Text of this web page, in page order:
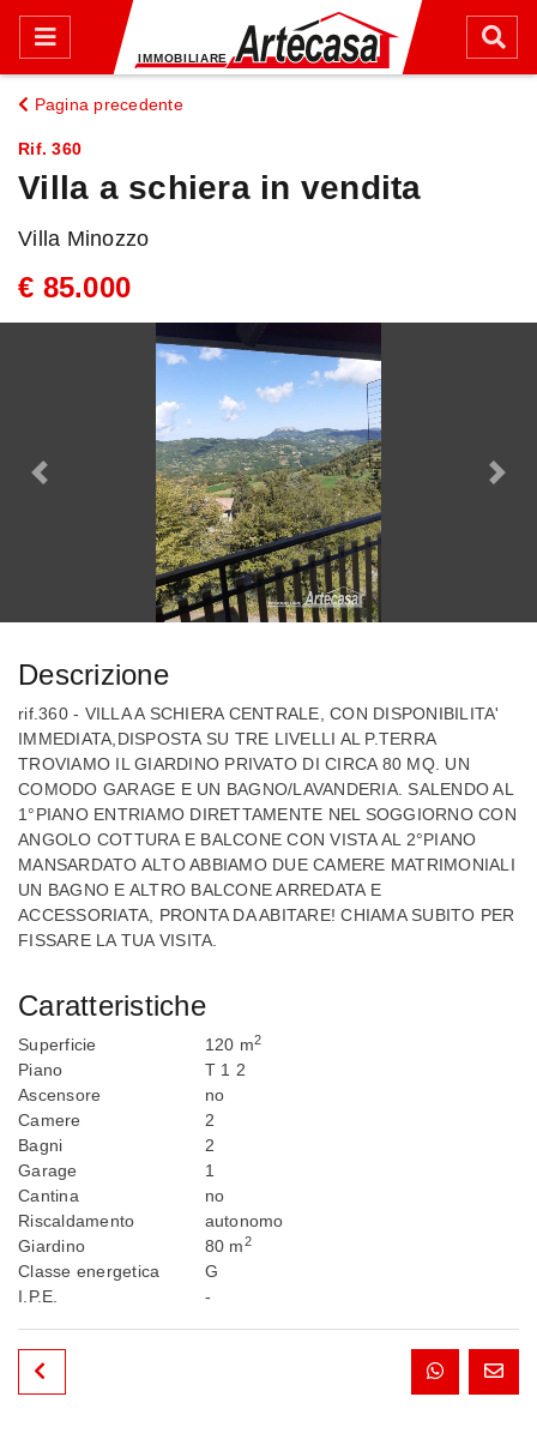
Rif. 360
Villa a schiera in vendita
Pagina precedente
Villa Minozzo
€ 85.000
Descrizione
rif.360 - VILLA A SCHIERA CENTRALE, CON DISPONIBILITA'
IMMEDIATA,DISPOSTA SU TRE LIVELLI AL P.TERRA
TROVIAMO IL GIARDINO PRIVATO DI CIRCA 80 MQ. UN
COMODO GARAGE E UN BAGNO/LAVANDERIA. SALENDO AL
1°PIANO ENTRIAMO DIRETTAMENTE NEL SOGGIORNO CON
ANGOLO COTTURA E BALCONE CON VISTA AL 2°PIANO
MANSARDATO ALTO ABBIAMO DUE CAMERE MATRIMONIALI
UN BAGNO E ALTRO BALCONE ARREDATA E
ACCESSORIATA, PRONTA DA ABITARE! CHIAMA SUBITO PER
FISSARE LA TUA VISITA.
Caratteristiche
Superficie 120 m2
Piano
T 1 2
Ascensore
no
Camere
2
Bagni
2
Garage
1
Cantina
no
Riscaldamento
autonomo
Giardino
80 m2
Classe energetica
G
I.P.E.
-